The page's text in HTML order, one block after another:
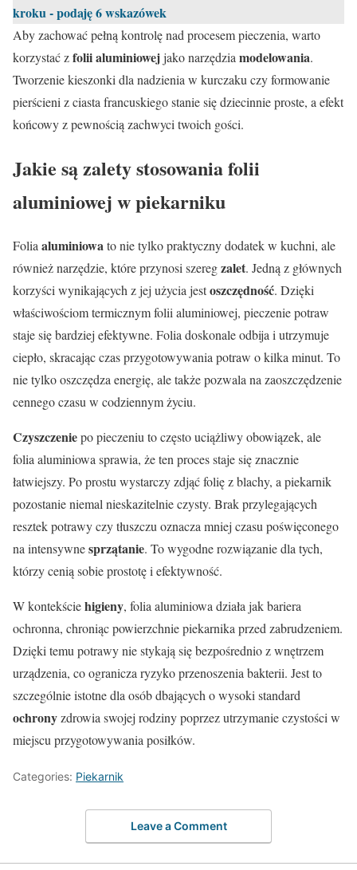
kroku - podaję 6 wskazówek
Aby zachować pełną kontrolę nad procesem pieczenia, warto
korzystać zfolii aluminiowejjako narzędzia modelowania.
Tworzenie kieszonki dla nadzienia w kurczaku czy formowanie
pierścieni z ciasta francuskiego stanie się dziecinnie proste, a efekt
końcowy z pewnością zachwyci twoich gości.
Jakie są zalety stosowania folii
aluminiowej w piekarniku
Folia aluminiowa to nie tylko praktyczny dodatek w kuchni, ale
również narzędzie, które przynosi szeregzalet. Jedną z głównych
korzyści wynikających z jej użycia jestoszczędność. Dzięki
właściwościom termicznym folii aluminiowej, pieczenie potraw
staje się bardziej efektywne. Folia doskonale odbija i utrzymuje
ciepło, skracając czas przygotowywania potraw o kilka minut. To
nie tylko oszczędza energię, ale także pozwala na zaoszczędzenie
cennego czasu w codziennym życiu.
Czyszczeniepo pieczeniu to często uciążliwy obowiązek, ale
folia aluminiowa sprawia, że ​​ten proces staje się znacznie
łatwiejszy. Po prostu wystarczy zdjąć folię z blachy, a piekarnik
pozostanie niemal nieskazitelnie czysty. Brak przylegających
resztek potrawy czy tłuszczu oznacza mniej czasu poświęconego
na intensywnesprzątanie. To wygodne rozwiązanie dla tych,
którzy cenią sobie prostotę i efektywność.
W kontekściehigieny, folia aluminiowa działa jak bariera
ochronna, chroniąc powierzchnie piekarnika przed zabrudzeniem.
Dzięki temu potrawy nie stykają się bezpośrednio z wnętrzem
urządzenia, co ogranicza ryzyko przenoszenia bakterii. Jest to
szczególnie istotne dla osób dbających o wysoki standard
ochronyzdrowia swojej rodziny poprzez utrzymanie czystości w
miejscu przygotowywania posiłków.
Categories: Piekarnik
Leave a Comment